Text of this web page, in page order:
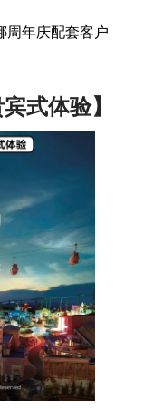
周年庆配套客户
式体验】